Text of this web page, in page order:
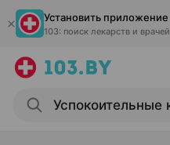
Установить приложение
103: поиск лекарств и врачей